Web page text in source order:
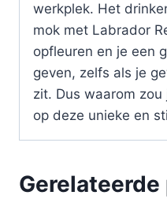
werkplek. Het
mok met Labrador
opfleuren en je een
geven, zelfs als je
zit. Dus waarom
op deze unieke en